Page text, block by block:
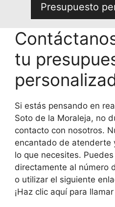
Presupuesto
tu
Si estás pensando en
Soto de la Moraleja, no
contacto con nosotros.
encantado de atenderte
lo que necesites.
directamente al número
o utilizar el siguiente
¡Haz clic aquí para